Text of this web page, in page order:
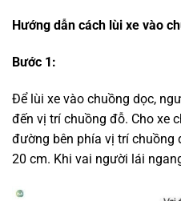
Hướng dẫn cách lùi xe vào
Bước 1:
Để lùi xe vào chuồng dọc,
đến vị trí chuồng đỗ. Cho xe
đường bên phía vị trí chuồng
20 cm. Khi vai người lái